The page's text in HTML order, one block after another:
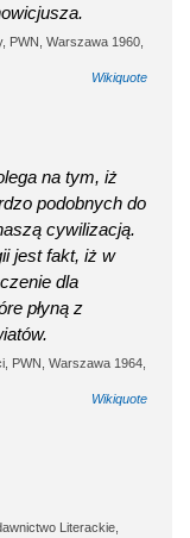
PWN, Warszawa 1960,
Wikiquote
na tym, iż
podobnych do
cywilizacją.
jest fakt, iż w
dla
płyną z
PWN, Warszawa 1964,
Wikiquote
Literackie,